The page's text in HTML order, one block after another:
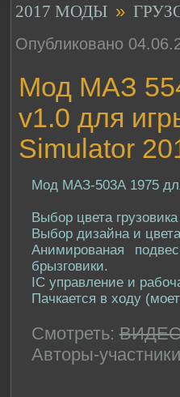
2017 МОДЫ »
Опубликовано
Мод МАЗ
v1.0 для
Simulator
Мод МАЗ-503А 1975
Выбор цвета
Выбор дизайна и
Анимированая
брызговики.
IC управление и
Пачкается в ходу
Смотреть:
Авторы-